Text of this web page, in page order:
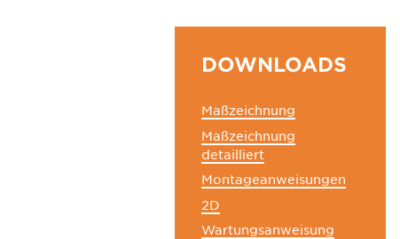
DOWNLOADS
Maßzeichnung
Maßzeichnung
detailliert
Montageanweisungen
2D
Wartungsanweisung